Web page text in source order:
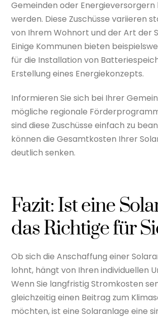
Gemeinden oder
werden. Diese Zuschüsse variieren
von Ihrem Wohnort und der Art der
Einige Kommunen bieten
für die Installation von
Erstellung eines Energiekonzepts.
Informieren Sie sich bei Ihrer
mögliche regionale
sind diese Zuschüsse einfach zu
können die Gesamtkosten Ihrer
deutlich senken.
Fazit: Ist eine
das Richtige für
Ob sich die Anschaffung einer
lohnt, hängt von Ihren individuellen
Wenn Sie langfristig Stromkosten
gleichzeitig einen Beitrag zum
möchten, ist eine Solaranlage eine